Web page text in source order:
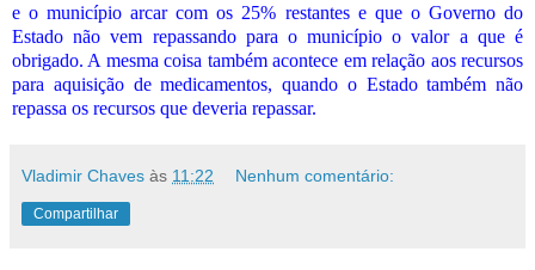
e o município arcar com os 25% restantes e que o Governo do
Estado não vem repassando para o município o valor a que é
obrigado. A mesma coisa também acontece em relação aos recursos
para aquisição de medicamentos, quando o Estado também não
repassa os recursos que deveria repassar.
Vladimir Chaves às 11:22 Nenhum comentário:
Compartilhar